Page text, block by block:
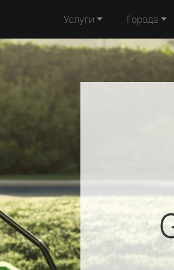
Услуги Города